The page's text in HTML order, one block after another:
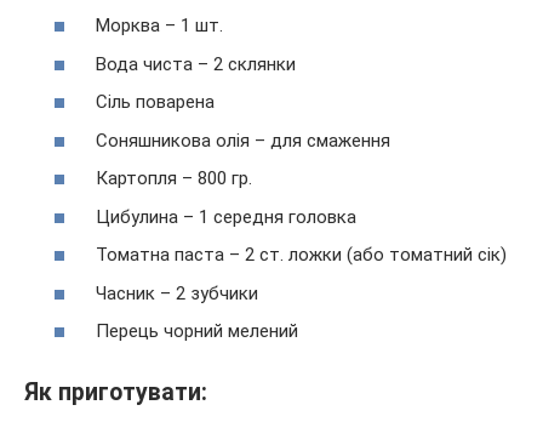
Морква – 1 шт.
Вода чиста – 2 склянки
Сіль поварена
Соняшникова олія – для смаження
Картопля – 800 гр.
Цибулина – 1 середня головка
Томатна паста – 2 ст. ложки (або томатний сік)
Часник – 2 зубчики
Перець чорний мелений
Як приготувати: